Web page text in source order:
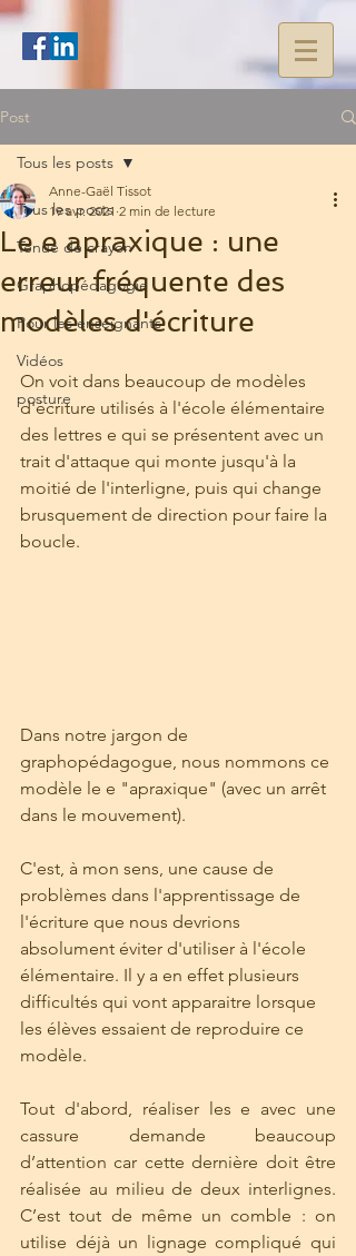
Post
Tous les posts
Tenue de crayon
Graphopédagogie
Pour les enseignants
Vidéos
posture
Tous les posts
Le e apraxique : une
erreur fréquente des
modèles d'écriture
Anne-Gaël Tissot
19 avr. 2021 2 min de lecture
On voit dans beaucoup de modèles
d'écriture utilisés à l'école élémentaire
des lettres e qui se présentent avec un
trait d'attaque qui monte jusqu'à la
moitié de l'interligne, puis qui change
brusquement de direction pour faire la
boucle.
Dans notre jargon de
graphopédagogue, nous nommons ce
modèle le e "apraxique" (avec un arrêt
dans le mouvement).
C'est, à mon sens, une cause de
problèmes dans l'apprentissage de
l'écriture que nous devrions
absolument éviter d'utiliser à l'école
élémentaire. Il y a en effet plusieurs
difficultés qui vont apparaitre lorsque
les élèves essaient de reproduire ce
modèle.
Tout d'abord, réaliser les e avec une
cassure demande beaucoup
d’attention car cette dernière doit être
réalisée au milieu de deux interlignes.
C’est tout de même un comble : on
utilise déjà un lignage compliqué qui